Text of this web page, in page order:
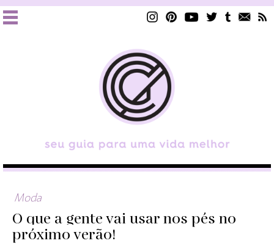
Moda
O que a gente vai usar nos pés no
próximo verão!